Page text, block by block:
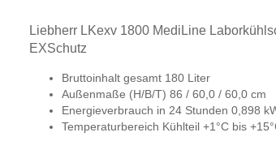
Liebherr LKexv 1800 MediLine
EXSchutz
Bruttoinhalt gesamt 180 Liter
Außenmaße (H/B/T) 86 / 60,0 / 60,0 cm
Energieverbrauch in 24 Stunden 0,898
Temperaturbereich Kühlteil +1°C bis